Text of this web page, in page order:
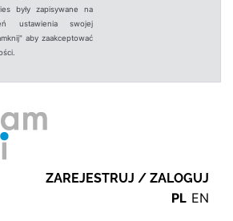
były zapisywane na
ustawienia swojej
aby zaakceptować
ZAREJESTRUJ / ZALOGUJ
PL EN